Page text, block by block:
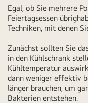
Egal, ob Sie mehrere
Feiertagsessen
Techniken, mit denen
Zunächst sollten Sie
in den Kühlschrank
Kühltemperatur
dann weniger effektiv
länger brauchen, um
Bakterien entstehen.